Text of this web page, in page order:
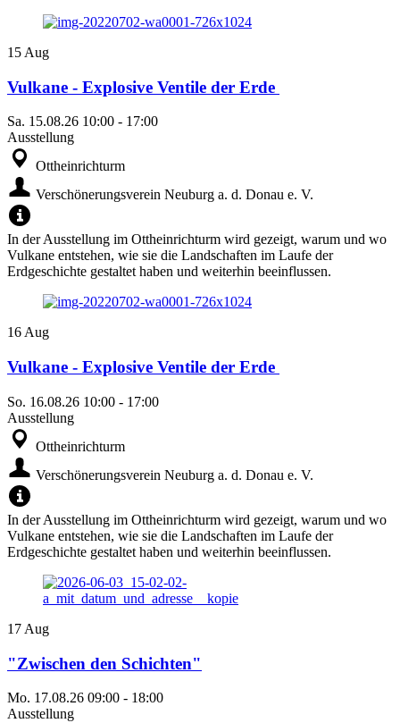
15 Aug
Vulkane - Explosive Ventile der Erde
Sa. 15.08.26 10:00 - 17:00
Ausstellung
Ottheinrichturm
Verschönerungsverein Neuburg a. d. Donau e. V.
In der Ausstellung im Ottheinrichturm wird gezeigt, warum und wo
Vulkane entstehen, wie sie die Landschaften im Laufe der
Erdgeschichte gestaltet haben und weiterhin beeinflussen.
16 Aug
Vulkane - Explosive Ventile der Erde
So. 16.08.26 10:00 - 17:00
Ausstellung
Ottheinrichturm
Verschönerungsverein Neuburg a. d. Donau e. V.
In der Ausstellung im Ottheinrichturm wird gezeigt, warum und wo
Vulkane entstehen, wie sie die Landschaften im Laufe der
Erdgeschichte gestaltet haben und weiterhin beeinflussen.
17 Aug
"Zwischen den Schichten"
Mo. 17.08.26 09:00 - 18:00
Ausstellung